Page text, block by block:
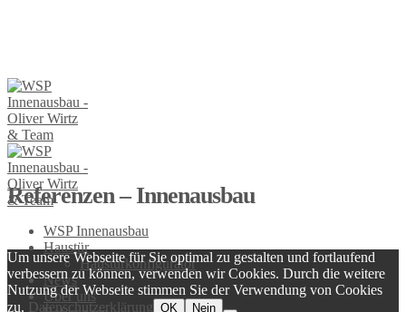
WSP Innenausbau
Haustür
Haustürkonfigurator
News
Über uns
Referenzen – Innenausbau
Um unsere Webseite für Sie optimal zu gestalten und fortlaufend
verbessern zu können, verwenden wir Cookies. Durch die weitere
Nutzung der Webseite stimmen Sie der Verwendung von Cookies
zu. Datenschutzerklärung OK Nein